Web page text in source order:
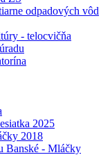
odpadových vôd
- telocvičňa
2025
2018
Banské - Mláčky